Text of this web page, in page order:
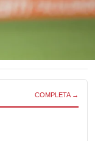
COMPLETA →